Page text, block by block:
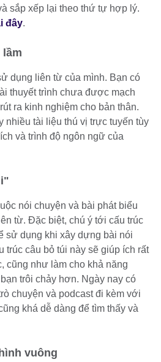
sắp xếp lại theo thứ tự hợp lý.
đây.
dụng liên từ của mình. Bạn có
thuyết trình chưa được mạch
ra kinh nghiệm cho bản thân.
nhiều tài liệu thú vị trực tuyến tùy
và trình độ ngôn ngữ của
nói chuyện và bài phát biểu
từ. Đặc biệt, chú ý tới cấu trúc
sử dụng khi xây dựng bài nói
trúc câu bỏ túi này sẽ giúp ích rất
cũng như làm cho khả năng
trôi chảy hơn. Ngày nay có
chuyện và podcast đi kèm với
khá dễ dàng để tìm thấy và
vuông